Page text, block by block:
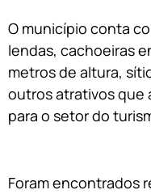
O município conta
lendas, cachoeiras
metros de altura,
outros atrativos que
para o setor do
Foram encontrados